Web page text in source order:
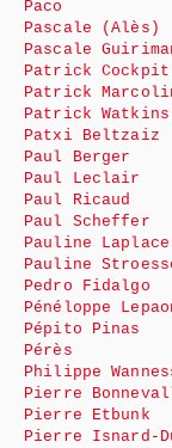
Paco
Pascale (Alès)
Pascale
Patrick Cockpit
Patrick
Patrick
Patxi Beltzaiz
Paul Berger
Paul Leclair
Paul Ricaud
Paul Scheffer
Pauline Laplace
Pauline
Pedro Fidalgo
Pénéloppe
Pépito Pinas
Pérès
Philippe
Pierre
Pierre Etbunk
Pierre Isnard-